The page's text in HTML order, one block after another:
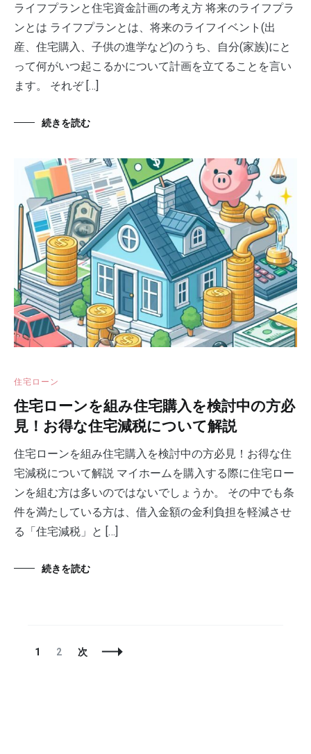
ライフプランと住宅資金計画の考え方 将来のライフプラ
ンとは ライフプランとは、将来のライフイベント(出
産、住宅購入、子供の進学など)のうち、自分(家族)にと
って何がいつ起こるかについて計画を立てることを言い
ます。 それぞ […]
続きを読む
住宅ローン
住宅ローンを組み住宅購入を検討中の方必
見！お得な住宅減税について解説
住宅ローンを組み住宅購入を検討中の方必見！お得な住
宅減税について解説 マイホームを購入する際に住宅ロー
ンを組む方は多いのではないでしょうか。 その中でも条
件を満たしている方は、借入金額の金利負担を軽減させ
る「住宅減税」と […]
続きを読む
投固
1
固
2 次